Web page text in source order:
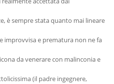
è sempre stata quanto mai lineare
improvvisa e prematura non ne fa
da venerare con malinconia e
(il padre ingegnere,